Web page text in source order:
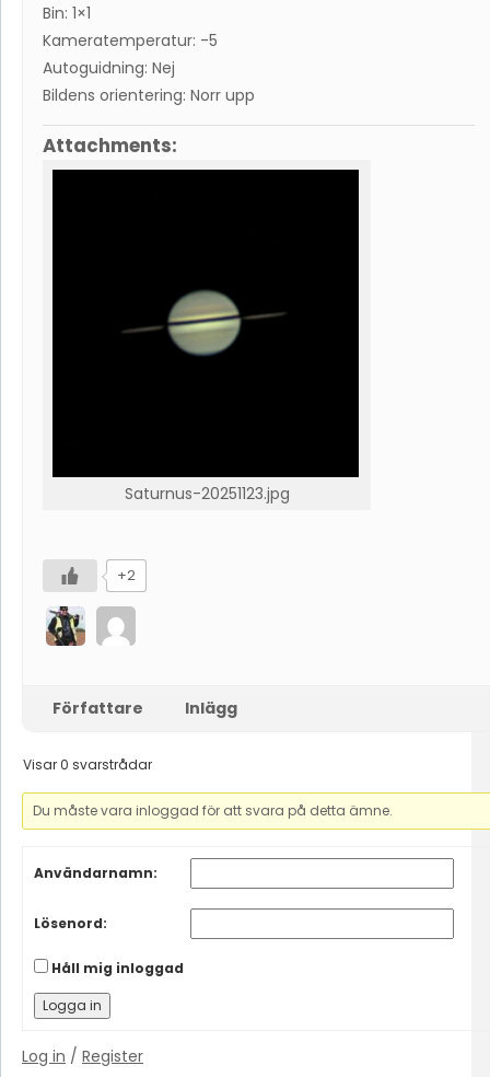
Bin: 1×1
Kameratemperatur: -5
Autoguidning: Nej
Bildens orientering: Norr upp
Attachments:
Saturnus-20251123.jpg
+2
Författare Inlägg
Visar 0 svarstrådar
Du måste vara inloggad för att svara på detta ämne.
Användarnamn:
Lösenord:
Håll mig inloggad
Logga in
Log in / Register